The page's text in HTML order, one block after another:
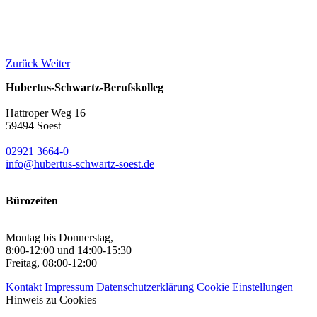
Zurück Weiter
Hubertus-Schwartz-Berufskolleg
Hattroper Weg 16
59494 Soest
02921 3664-0
info@hubertus-schwartz-soest.de
Bürozeiten
Montag bis Donnerstag,
8:00-12:00 und 14:00-15:30
Freitag, 08:00-12:00
Kontakt Impressum Datenschutzerklärung Cookie Einstellungen
Hinweis zu Cookies